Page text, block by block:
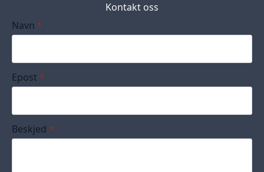
Kontakt oss
Navn *
Epost *
Beskjed *